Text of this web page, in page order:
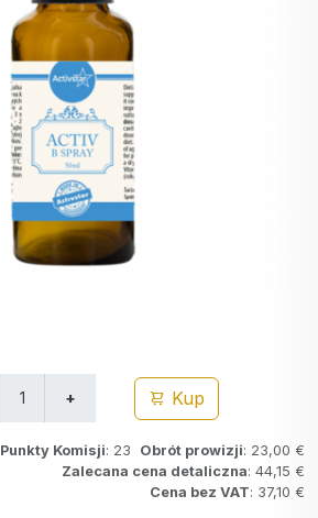
Kup
Punkty Komisji: 23 Obrót prowizji: 23,00 €
Zalecana cena detaliczna: 44,15 €
Cena bez VAT: 37,10 €